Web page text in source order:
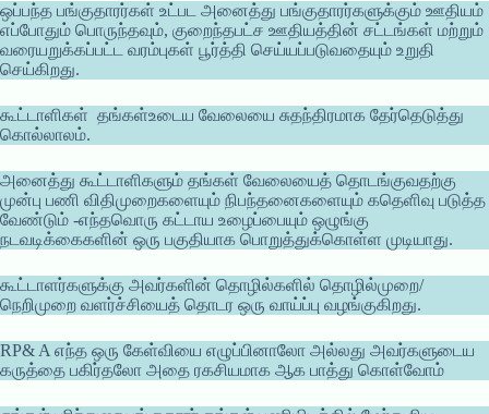
ஒப்பந்த பங்குதாரர்கள் உட்பட அனைத்து பங்குதாரர்களுக்கும் ஊதியம்
எப்போதும் பொருந்தவும், குறைந்தபட்ச ஊதியத்தின் சட்டங்கள் மற்றும்
வரையறுக்கப்பட்ட வரம்புகள் பூர்த்தி செய்யப்படுவதையும் உறுதி
செய்கிறது.
கூட்டாளிகள் தங்கள்உடைய வேலையை சுதந்திரமாக தேர்தெடுத்து
கொல்லாலம்.
அனைத்து கூட்டாளிகளும் தங்கள் வேலையைத் தொடங்குவதற்கு
முன்பு பணி விதிமுறைகளையும் நிபந்தனைகளையும் கதெளிவு படுத்த
வேண்டும் -எந்தவொரு கட்டாய உழைப்பையும் ஒழுங்கு
நடவடிக்கைகளின் ஒரு பகுதியாக பொறுத்துக்கொள்ள முடியாது.
கூட்டாளர்களுக்கு அவர்களின் தொழில்களில் தொழில்முறை/
நெறிமுறை வளர்ச்சியைத் தொடர ஒரு வாய்ப்பு வழங்குகிறது.
RP& A எந்த ஒரு கேள்வியை எழுப்பினாலோ அல்லது அவர்களுடைய
கருத்தை பகிர்தலோ அதை ரகசியமாக ஆக பாத்து கொள்வோம்